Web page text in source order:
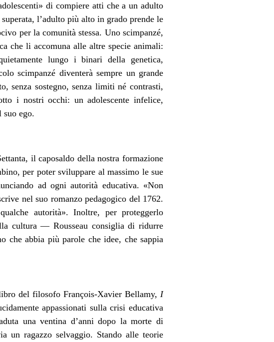
di compiere atti che a un adulto
l’adulto più alto in grado prende le
per la comunità stessa. Uno scimpanzé,
che li accomuna alle altre specie animali:
lungo i binari della genetica,
scimpanzé diventerà sempre un grande
senza sostegno, senza limiti né contrasti,
i nostri occhi: un adolescente infelice,
ego.
il caposaldo della nostra formazione
per poter sviluppare al massimo le sue
ad ogni autorità educativa. «Non
nel suo romanzo pedagogico del 1762.
autorità». Inoltre, per proteggerlo
cultura — Rousseau consiglia di ridurre
che abbia più parole che idee, che sappia
del filosofo François-Xavier Bellamy, I
appassionati sulla crisi educativa
una ventina d’anni dopo la morte di
un ragazzo selvaggio. Stando alle teorie